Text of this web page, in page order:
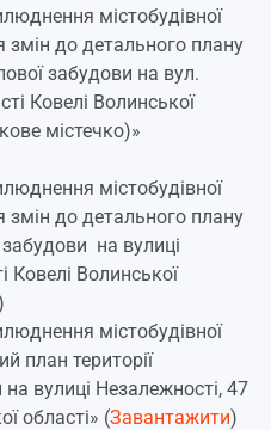
містобудівної
змін до детального плану
забудови на вул.
Ковелі Волинської
містечко)»
містобудівної
змін до детального плану
забудови на вулиці
Ковелі Волинської
містобудівної
план території
на вулиці Незалежності, 47
області» (Завантажити)